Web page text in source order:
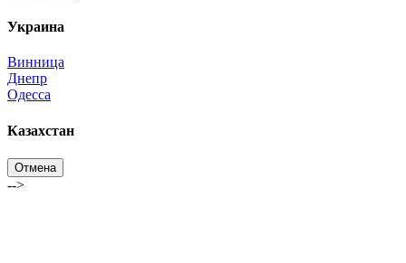
Украина
Винница
Днепр
Одесса
Казахстан
Отмена
-->